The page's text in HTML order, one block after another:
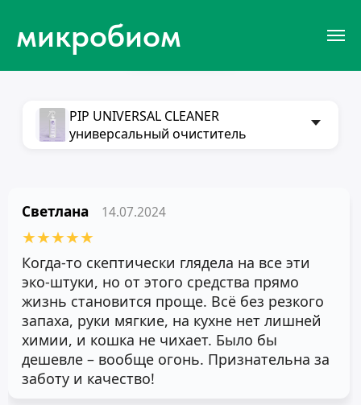
микробиом
Смотреть отзывы
PIP UNIVERSAL CLEANER
универсальный очиститель
Светлана 14.07.2024
★★★★★
Когда-то скептически глядела на все эти
эко-штуки, но от этого средства прямо
жизнь становится проще. Всё без резкого
запаха, руки мягкие, на кухне нет лишней
химии, и кошка не чихает. Было бы
дешевле – вообще огонь. Признательна за
заботу и качество!